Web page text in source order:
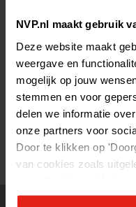
NVP.nl maakt gebruik
Deze website maakt
weergave en
mogelijk op jouw
stemmen en voor
delen we informatie
onze partners voor
Door te klikken op
van cookies zoals
Capital Water bieden hierin
handig en gebalanceerd
direct gewerkt kan worden,
een Convertible Loan
Agreement en
Zie voor meer informatie: